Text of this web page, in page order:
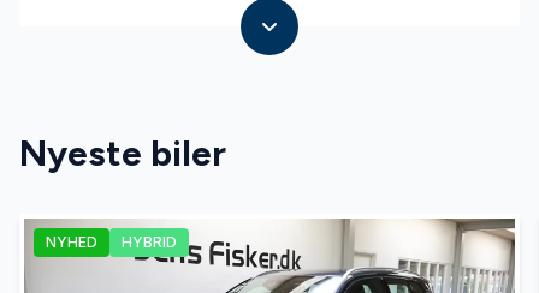
Nyeste biler
NYHED HYBRID